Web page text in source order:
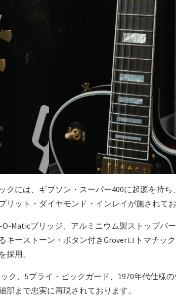
クには、ギブソン・スーパー400に起源を持ち
リット・ダイヤモンド・インレイが施されてお
Maticブリッジ、アルミニウム製ストップバ
キーストーン・ボタン付きGroverロトマチッ
採用。
ク、5プライ・ピックガード、1970年代仕様
まで忠実に再現されております。